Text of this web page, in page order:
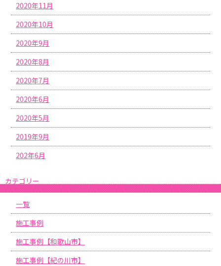
2020年11月
2020年10月
2020年9月
2020年8月
2020年7月
2020年6月
2020年5月
2019年9月
202年6月
カテゴリー
一覧
施工事例
施工事例【和歌山市】
施工事例【紀の川市】